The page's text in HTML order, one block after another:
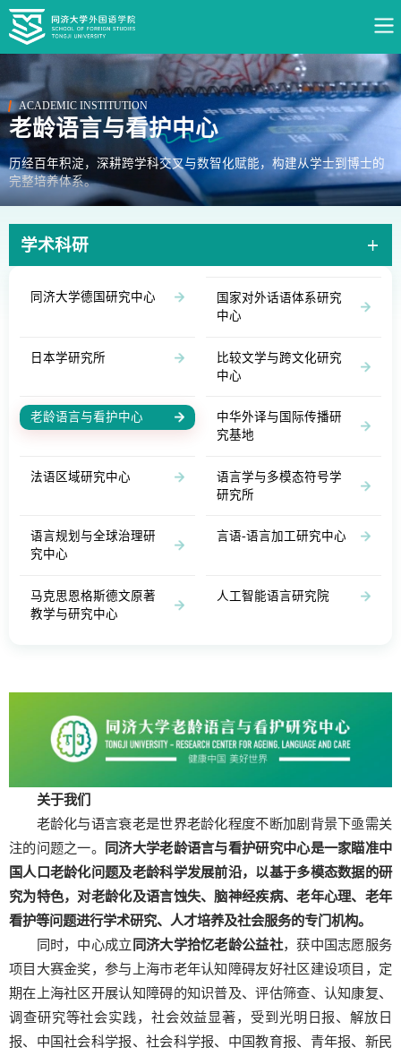
ACADEMIC INSTITUTION
老龄语言与看护中心
历经百年积淀，深耕跨学科交叉与数智化赋能，构建从学士到博士的
完整培养体系。
学术科研
同济大学德国研究中心
国家对外话语体系研究
中心
日本学研究所
比较文学与跨文化研究
中心
老龄语言与看护中心
中华外译与国际传播研
究基地
法语区域研究中心
语言学与多模态符号学
研究所
语言规划与全球治理研
究中心
言语-语言加工研究中心
马克思恩格斯德文原著
教学与研究中心
人工智能语言研究院
关于我们
老龄化与语言衰老是世界老龄化程度不断加剧背景下亟需关
注的问题之一。
同济大学老龄语言与看护研究中心是一家瞄准中
国人口老龄化问题及老龄科学发展前沿，以基于多模态数据的研
究为特色，对老龄化及语言蚀失、脑神经疾病、老年心理、老年
看护等问题进行学术研究、人才培养及社会服务的专门机构。
同时，中心成立 同济大学拾忆老龄公益社，获中国志愿服务
项目大赛金奖，参与上海市老年认知障碍友好社区建设项目，定
期在上海社区开展认知障碍的知识普及、评估筛查、认知康复、
调查研究等社会实践，社会效益显著，受到光明日报、解放日
报、中国社会科学报、社会科学报、中国教育报、青年报、新民